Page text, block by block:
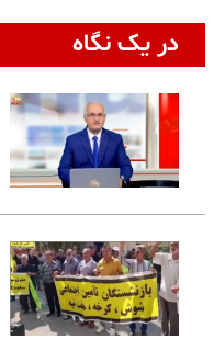
در یک نگاه